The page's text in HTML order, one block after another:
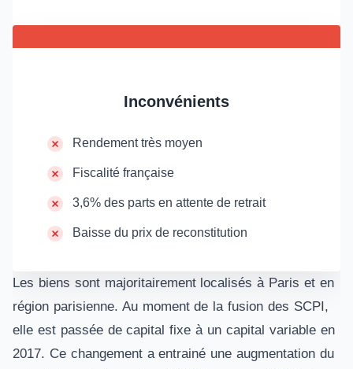
Inconvénients
Rendement très moyen
Fiscalité française
3,6% des parts en attente de retrait
Baisse du prix de reconstitution
Les biens sont majoritairement localisés à Paris et en
région parisienne. Au moment de la fusion des SCPI,
elle est passée de capital fixe à un capital variable en
2017. Ce changement a entrainé une augmentation du